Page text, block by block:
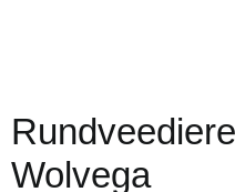
Wolvega